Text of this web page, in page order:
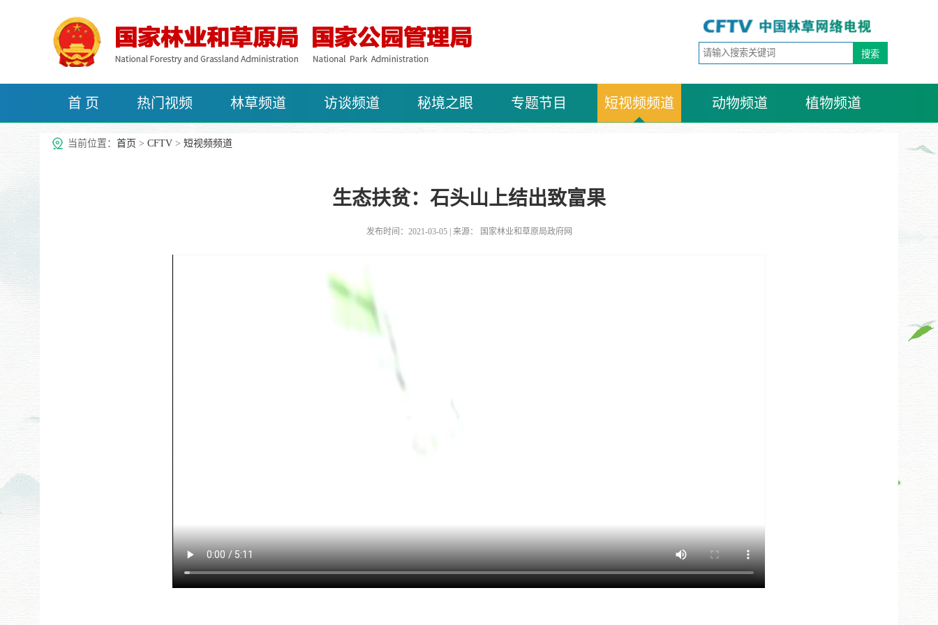
首 页 热门视频 林草频道 访谈频道 秘境之眼 专题节目 短视频频道 动物频道 植物频道
治沙频道
当前位置： 首页 > CFTV > 短视频频道
生态扶贫：石头山上结出致富果
发布时间：2021-03-05 | 来源： 国家林业和草原局政府网